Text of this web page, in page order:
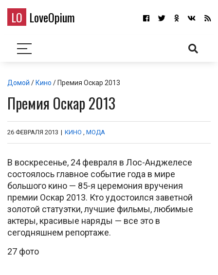
LO LoveOpium
Домой / Кино / Премия Оскар 2013
Премия Оскар 2013
26 ФЕВРАЛЯ 2013 | КИНО , МОДА
В воскресенье, 24 февраля в Лос-Анджелесе
состоялось главное событие года в мире
большого кино — 85-я церемония вручения
премии Оскар 2013. Кто удостоился заветной
золотой статуэтки, лучшие фильмы, любимые
актеры, красивые наряды — все это в
сегодняшнем репортаже.
27 фото